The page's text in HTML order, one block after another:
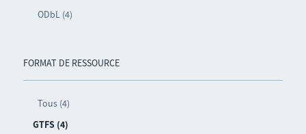
ODbL (4)
FORMAT DE RESSOURCE
Tous (4)
GTFS (4)